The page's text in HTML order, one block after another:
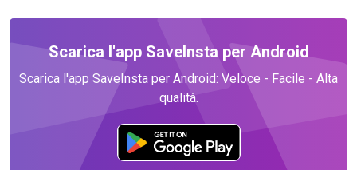
Scarica l'app SaveInsta per Android
Scarica l'app SaveInsta per Android: Veloce - Facile - Alta
qualità.